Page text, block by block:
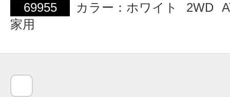
69955
カラー：ホワイト 2WD
家用